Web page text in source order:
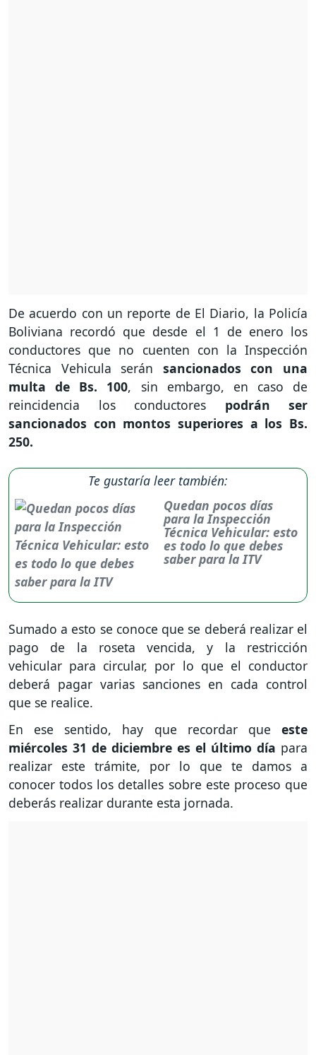
De acuerdo con un reporte de El Diario, la Policía
Boliviana recordó que desde el 1 de enero los
conductores que no cuenten con la Inspección
Técnica Vehicula serán sancionados con una
multa de Bs. 100, sin embargo, en caso de
reincidencia los conductores podrán ser
sancionados con montos superiores a los Bs.
250.
Te gustaría leer también:
Quedan pocos días
para la Inspección
Técnica Vehicular: esto
es todo lo que debes
saber para la ITV
Sumado a esto se conoce que se deberá realizar el
pago de la roseta vencida, y la restricción
vehicular para circular, por lo que el conductor
deberá pagar varias sanciones en cada control
que se realice.
En ese sentido, hay que recordar que este
miércoles 31 de diciembre es el último día para
realizar este trámite, por lo que te damos a
conocer todos los detalles sobre este proceso que
deberás realizar durante esta jornada.